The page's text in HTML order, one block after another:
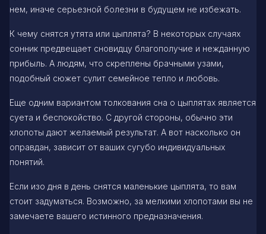
нем, иначе серьезной болезни в будущем не избежать.
К чему снятся утята или цыплята? В некоторых случаях
сонник предвещает сновидцу благополучие и нежданную
прибыль. А людям, что скреплены брачными узами,
подобный сюжет сулит семейное тепло и любовь.
Еще одним вариантом толкования сна о цыплятах является
суета и беспокойство. С другой стороны, обычно эти
хлопоты дают желаемый результат. А вот насколько он
оправдан, зависит от ваших сугубо индивидуальных
понятий.
Если изо дня в день снятся маленькие цыплята, то вам
стоит задуматься. Возможно, за мелкими хлопотами вы не
замечаете вашего истинного предназначения.